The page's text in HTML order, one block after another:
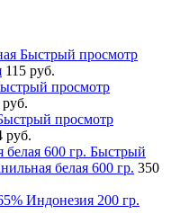
Быстрый просмотр
115 руб.
просмотр
просмотр
руб.
Быстрый
белая 600 гр. 350